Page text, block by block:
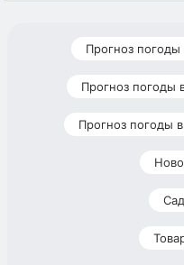
Прогноз
Прогноз погоды
Прогноз погоды